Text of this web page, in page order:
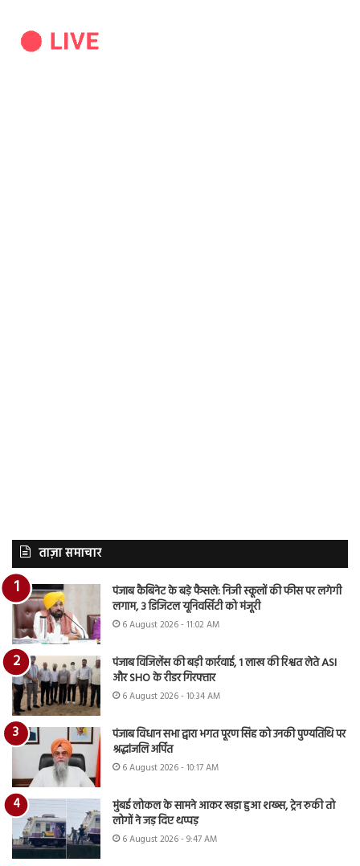
ताज़ा समाचार
पंजाब कैबिनेट के बड़े फैसले: निजी स्कूलों की फीस पर लगेगी
लगाम, 3 डिजिटल यूनिवर्सिटी को मंजूरी
6 August 2026 - 11:02 AM
पंजाब विजिलेंस की बड़ी कार्रवाई, 1 लाख की रिश्वत लेते ASI
और SHO के रीडर गिरफ्तार
6 August 2026 - 10:34 AM
पंजाब विधान सभा द्वारा भगत पूरण सिंह को उनकी पुण्यतिथि पर
श्रद्धांजलि अर्पित
6 August 2026 - 10:17 AM
मुंबई लोकल के सामने आकर खड़ा हुआ शख्स, ट्रेन रुकी तो
लोगों ने जड़ दिए थप्पड़
6 August 2026 - 9:47 AM